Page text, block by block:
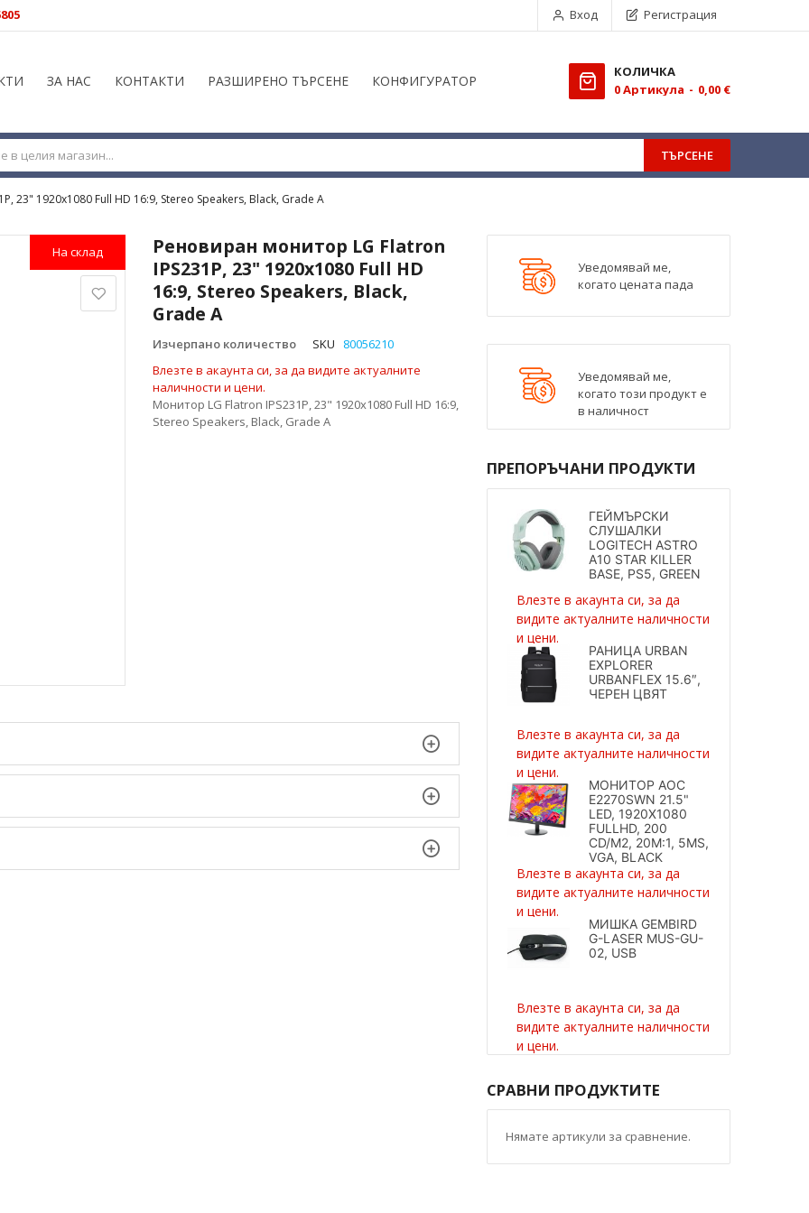
Вход Регистрация
ЗА НАС КОНТАКТИ РАЗШИРЕНО ТЪРСЕНЕ КОНФИГУРАТОР
КОЛИЧКА
0Aртикула 0,00 €
ТЪРСЕНЕ
23" 1920x1080 Full HD 16:9, Stereo Speakers, Black, Grade A
Реновиран монитор LG Flatron
IPS231P, 23" 1920x1080 Full HD
16:9, Stereo Speakers, Black,
Grade A
Изчерпано количество SKU
80056210
Влезте в акаунта си, за да видите актуалните
наличности и цени.
Монитор LG Flatron IPS231P, 23" 1920x1080 Full HD 16:9,
Stereo Speakers, Black, Grade A
На склад
Уведомявай ме,
когато цената пада
Уведомявай ме,
когато този продукт е
в наличност
ПРЕПОРЪЧАНИ ПРОДУКТИ
ГЕЙМЪРСКИ
СЛУШАЛКИ
LOGITECH ASTRO
A10 STAR KILLER
BASE, PS5, GREEN
Влезте в акаунта си, за да
видите актуалните наличности
и цени.
РАНИЦА URBAN
EXPLORER
URBANFLEX 15.6″,
ЧЕРЕН ЦВЯТ
Влезте в акаунта си, за да
видите актуалните наличности
и цени.
МОНИТОР AOC
E2270SWN 21.5"
LED, 1920X1080
FULLHD, 200
CD/M2, 20M:1, 5MS,
VGA, BLACK
Влезте в акаунта си, за да
видите актуалните наличности
и цени.
МИШКА GEMBIRD
G-LASER MUS-GU-
02, USB
Влезте в акаунта си, за да
видите актуалните наличности
и цени.
СРАВНИ ПРОДУКТИТЕ
Нямате артикули за сравнение.